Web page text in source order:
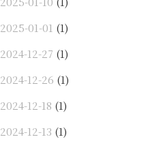
2025-01-01 (1)
2024-12-27 (1)
2024-12-26 (1)
2024-12-18 (1)
2024-12-13 (1)